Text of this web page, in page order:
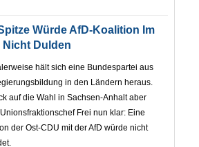
Würde AfD-Koalition Im
Nicht Dulden
hält sich eine Bundespartei aus
in den Ländern heraus.
auf die Wahl in Sachsen-Anhalt aber
Frei nun klar: Eine
der Ost-CDU mit der AfD würde nicht